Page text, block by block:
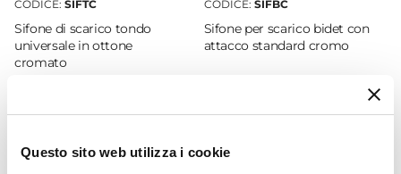
Questo sito web utilizza i cookie
Frontale
Dritto
Sistema Di Apertura
Assemblato
CODICE: SIFTC
Sifone di scarico tondo
universale in ottone
cromato
CODICE: SIFBC
Sifone per scarico bidet con
attacco standard cromo